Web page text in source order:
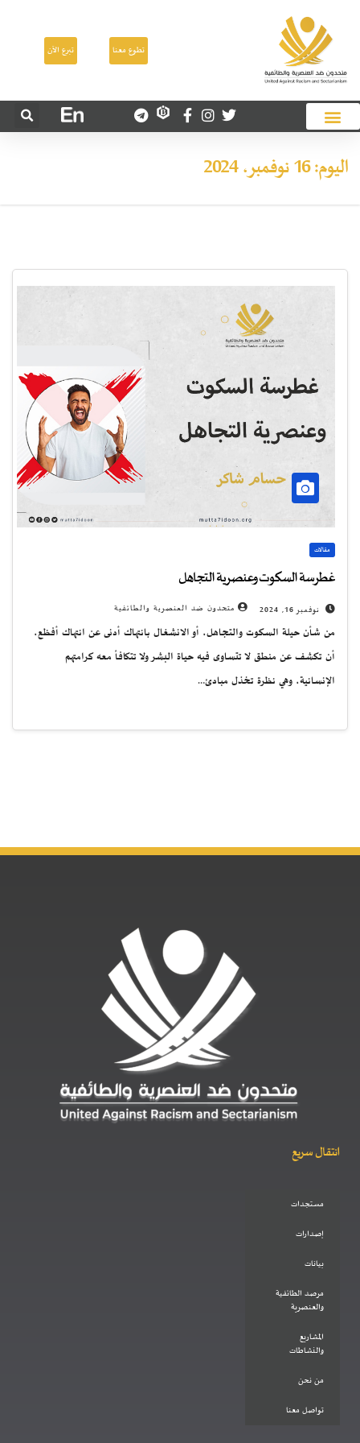
تطوع معنا تبرع الآن
اليوم:16 نوفمبر، 2024
مقالات
غطرسة السكوت وعنصرية التجاهل
نوفمبر 16, 2024 متحدون ضد العنصرية والطائفية
من شأن حيلة السكوت والتجاهل، أو الانشغال بانتهاك أدنى عن انتهاك أفظع،
أن تكشف عن منطق لا تتساوى فيه حياة البشر ولا تتكافأ معه كرامتهم
الإنسانية، وهي نظرة تخذل مبادئ…
انتقال سريع
مستجدات
إصدارات
بيانات
مرصد الطائفية
والعنصرية
المشاريع
والنشاطات
من نحن
تواصل معنا